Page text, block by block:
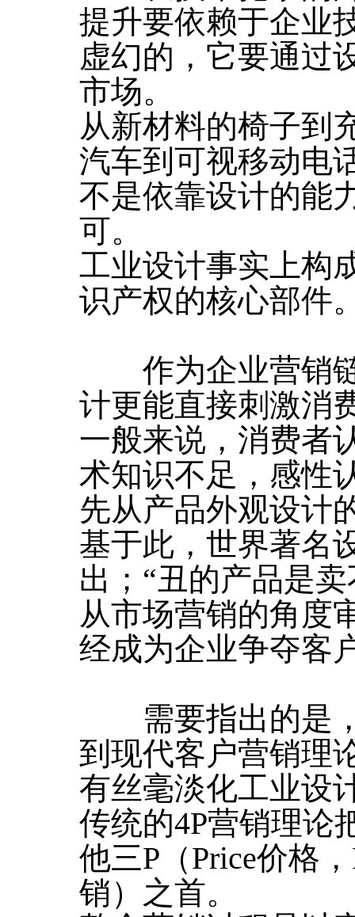
提升要依赖于企业
虚幻的，它要通过
市场。
从新材料的椅子到
汽车到可视移动电
不是依靠设计的能
可。
工业设计事实上构
识产权的核心部件
作为企业营销链
计更能直接刺激消
一般来说，消费者
术知识不足，感性
先从产品外观设计
基于此，世界著名
出；“丑的产品是
从市场营销的角度
经成为企业争夺客
需要指出的是，
到现代客户营销理
有丝毫淡化工业设
传统的4P营销理论
他三P（Price价格
销）之首。